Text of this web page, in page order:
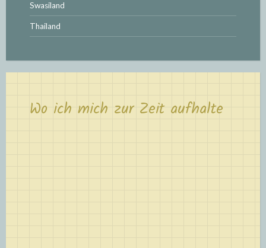
Swasiland
Thailand
Wo ich mich zur Zeit aufhalte